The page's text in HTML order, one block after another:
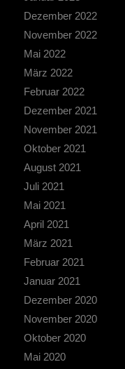
Dezember 2022
November 2022
Mai 2022
März 2022
Februar 2022
Dezember 2021
November 2021
Oktober 2021
August 2021
Juli 2021
Mai 2021
April 2021
März 2021
Februar 2021
Januar 2021
Dezember 2020
November 2020
Oktober 2020
Mai 2020